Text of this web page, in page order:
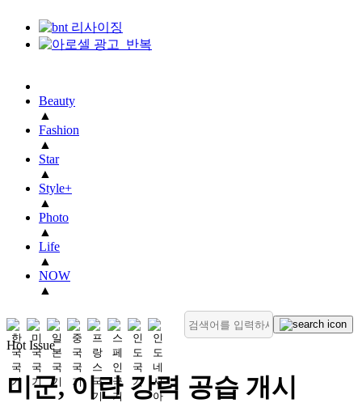
Beauty
▲
Fashion
▲
Star
▲
Style+
▲
Photo
▲
Life
▲
NOW
▲
Hot Issue
미군, 이란 강력 공습 개시